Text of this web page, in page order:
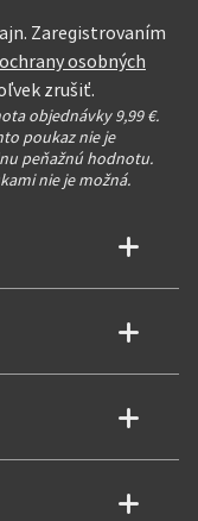
Zaregistrovaním
osobných
zrušiť.
objednávky 9,99 €.
poukaz nie je
peňažnú hodnotu.
nie je možná.